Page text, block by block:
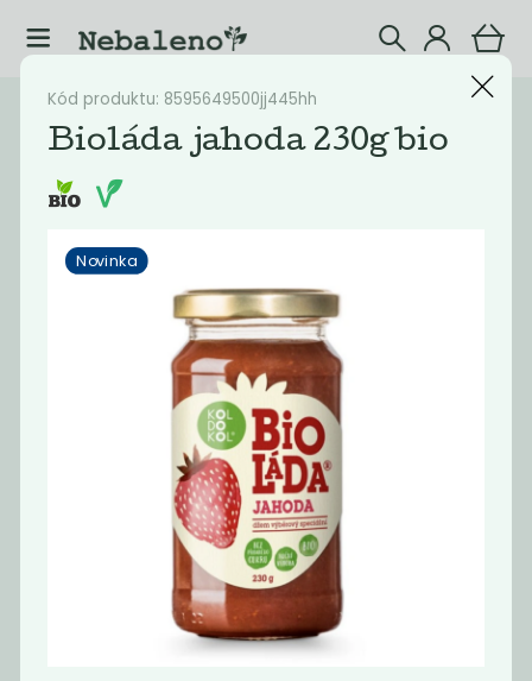
Katalog Potraviny
Filtrovat produkty
Doporučené
Bioláda švestka
Novinka
Černý bez sirup
500 ml
135
Novinka
Kód produktu: 8595649500jj445hh
Bioláda jahoda 230g bio